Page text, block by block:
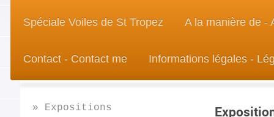
Spéciale Voiles de St Tropez A la manière de -
Contact - Contact me Informations légales -
Expositions